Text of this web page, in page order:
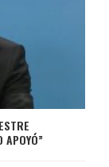
APOYÓ”